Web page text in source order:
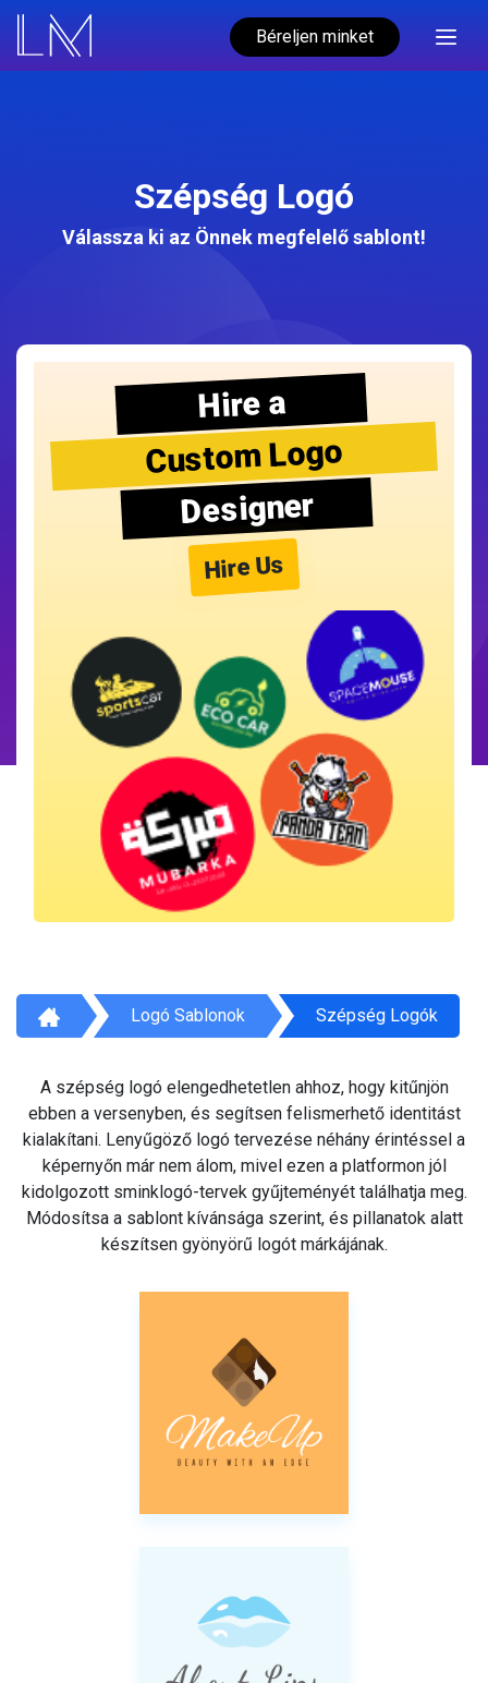
Béreljen minket
Szépség Logó
Válassza ki az Önnek megfelelő sablont!
Hire a
Custom Logo
Designer
Hire Us
Logó Sablonok Szépség Logók
A szépség logó elengedhetetlen ahhoz, hogy kitűnjön
ebben a versenyben, és segítsen felismerhető identitást
kialakítani. Lenyűgöző logó tervezése néhány érintéssel a
képernyőn már nem álom, mivel ezen a platformon jól
kidolgozott sminklogó-tervek gyűjteményét találhatja meg.
Módosítsa a sablont kívánsága szerint, és pillanatok alatt
készítsen gyönyörű logót márkájának.